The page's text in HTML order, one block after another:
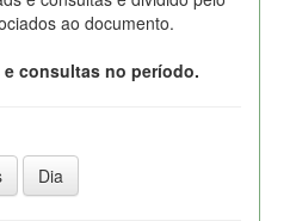
ao documento.
consultas no período.
Dia